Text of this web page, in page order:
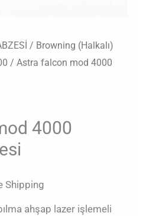
/ Browning (Halkalı)
/ Astra falcon mod 4000
4000
Shipping
ahşap lazer işlemeli